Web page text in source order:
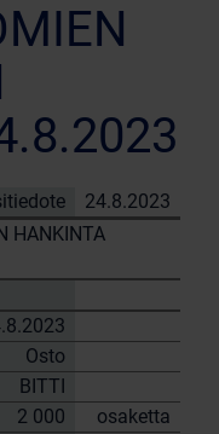
24.8.2023
HANKINTA
Osto
BITTI
2 000
osaketta